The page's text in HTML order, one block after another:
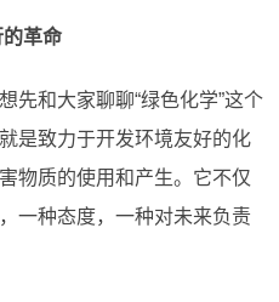
革命
先和大家聊聊“绿色化学”这个
是致力于开发环境友好的化
物质的使用和产生。它不仅
一种态度，一种对未来负责